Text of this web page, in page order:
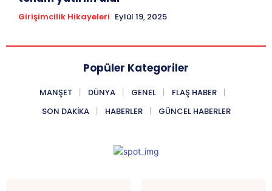
Girişimcilik Hikayeleri Eylül 19, 2025
Popüler Kategoriler
MANŞET DÜNYA GENEL
FLAŞ HABER
SON DAKIKA
HABERLER GÜNCEL HABERLER